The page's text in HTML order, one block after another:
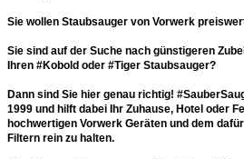
Sie wollen Staubsauger von Vorwerk
Sie sind auf der Suche nach günstigeren
Ihren #Kobold oder #Tiger Staubsauger?
Dann sind Sie hier genau richtig!
1999 und hilft dabei Ihr Zuhause, Hotel oder
hochwertigen Vorwerk Geräten und dem
Filtern rein zu halten.